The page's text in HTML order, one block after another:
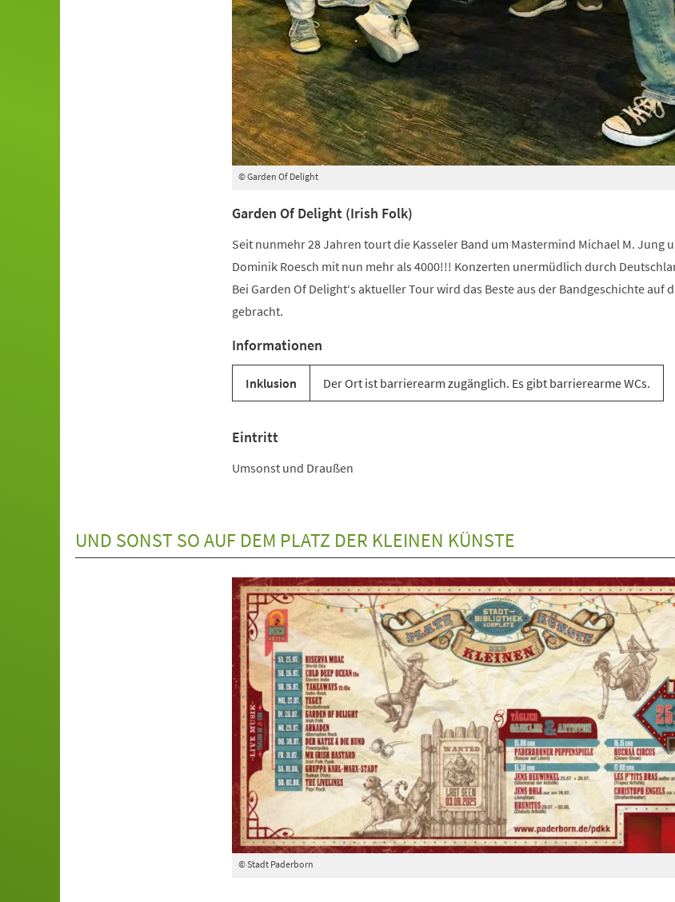
© Garden Of Delight
Garden Of Delight (Irish Folk)
Seit nunmehr 28 Jahren tourt die Kasseler Band um Mastermind Michael M. Jung
Dominik Roesch mit nun mehr als 4000!!! Konzerten unermüdlich durch
Bei Garden Of Delight‘s aktueller Tour wird das Beste aus der Bandgeschichte auf
gebracht.
Informationen
Inklusion Der Ort ist barrierearm zugänglich. Es gibt barrierearme WCs.
Eintritt
Umsonst und Draußen
UND SONST SO AUF DEM PLATZ DER KLEINEN KÜNSTE
© Stadt Paderborn